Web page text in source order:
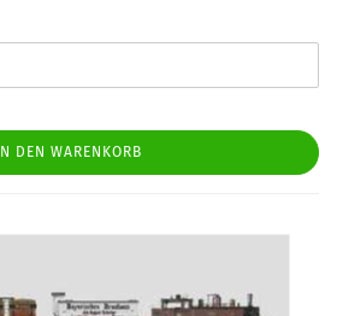
IN DEN WARENKORB